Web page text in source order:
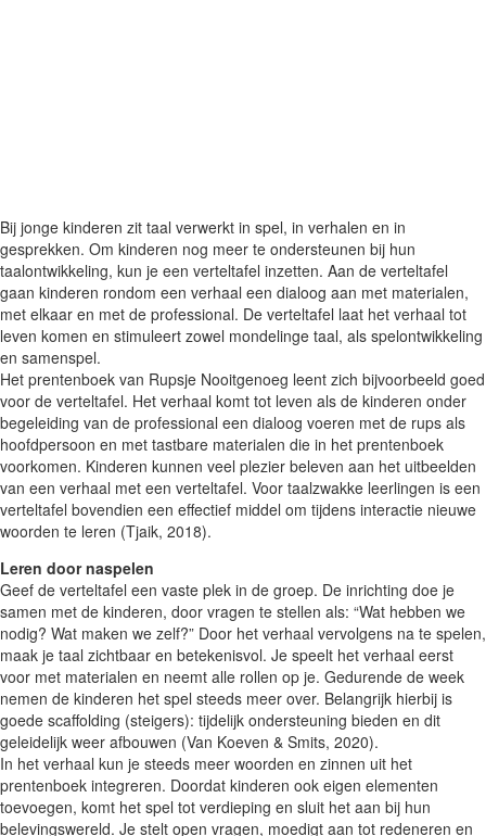
Bij jonge kinderen zit taal verwerkt in spel, in verhalen en in
gesprekken. Om kinderen nog meer te ondersteunen bij hun
taalontwikkeling, kun je een verteltafel inzetten. Aan de verteltafel
gaan kinderen rondom een verhaal een dialoog aan met materialen,
met elkaar en met de professional. De verteltafel laat het verhaal tot
leven komen en stimuleert zowel mondelinge taal, als spelontwikkeling
en samenspel.
Het prentenboek van Rupsje Nooitgenoeg leent zich bijvoorbeeld goed
voor de verteltafel. Het verhaal komt tot leven als de kinderen onder
begeleiding van de professional een dialoog voeren met de rups als
hoofdpersoon en met tastbare materialen die in het prentenboek
voorkomen. Kinderen kunnen veel plezier beleven aan het uitbeelden
van een verhaal met een verteltafel. Voor taalzwakke leerlingen is een
verteltafel bovendien een effectief middel om tijdens interactie nieuwe
woorden te leren (Tjaik, 2018).
Leren door naspelen
Geef de verteltafel een vaste plek in de groep. De inrichting doe je
samen met de kinderen, door vragen te stellen als: “Wat hebben we
nodig? Wat maken we zelf?” Door het verhaal vervolgens na te spelen,
maak je taal zichtbaar en betekenisvol. Je speelt het verhaal eerst
voor met materialen en neemt alle rollen op je. Gedurende de week
nemen de kinderen het spel steeds meer over. Belangrijk hierbij is
goede scaffolding (steigers): tijdelijk ondersteuning bieden en dit
geleidelijk weer afbouwen (Van Koeven & Smits, 2020).
In het verhaal kun je steeds meer woorden en zinnen uit het
prentenboek integreren. Doordat kinderen ook eigen elementen
toevoegen, komt het spel tot verdieping en sluit het aan bij hun
belevingswereld. Je stelt open vragen, moedigt aan tot redeneren en